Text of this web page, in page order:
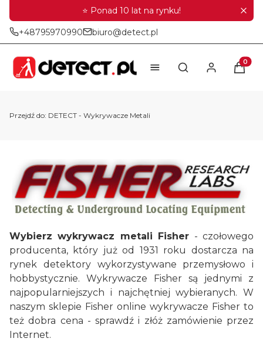
⭐ Ponad 10 lat na rynku!
+48795970990 biuro@detect.pl
Otwórz
Przejdź do: DETECT - Wykrywacze Metali
Wybierz wykrywacz metali Fisher - czołowego
producenta, który już od 1931 roku dostarcza na
rynek detektory wykorzystywane przemysłowo i
hobbystycznie. Wykrywacze Fisher są jednymi z
najpopularniejszych i najchętniej wybieranych. W
naszym sklepie Fisher online wykrywacze Fisher to
też dobra cena - sprawdź i złóż zamówienie przez
Internet.